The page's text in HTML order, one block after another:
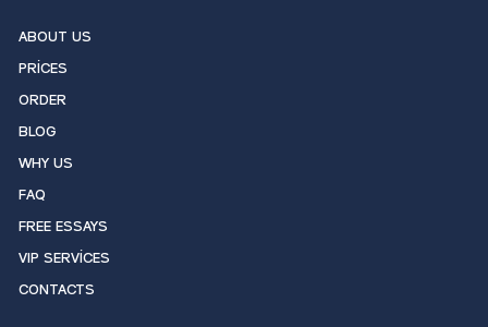
ABOUT US
PRICES
ORDER
BLOG
WHY US
FAQ
FREE ESSAYS
VIP SERVICES
CONTACTS